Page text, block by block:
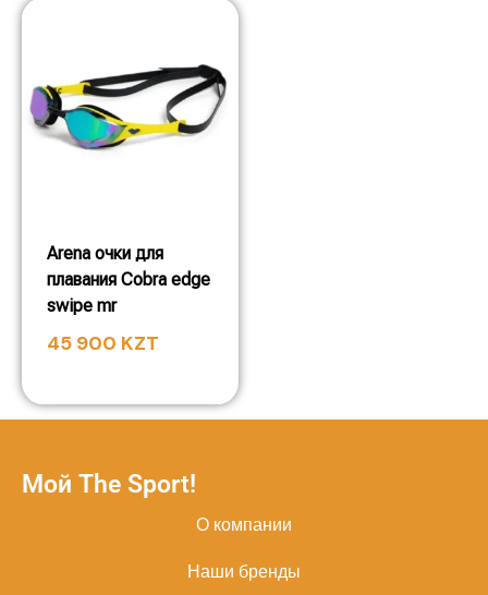
Arena очки для
плавания Cobra edge
swipe mr
45 900 KZT
Мой The Sport!
О компании
Наши бренды